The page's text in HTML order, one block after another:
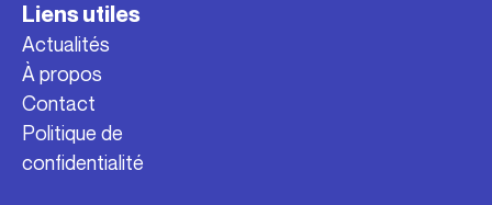
Liens utiles
Actualités
À propos
Contact
Politique de
confidentialité